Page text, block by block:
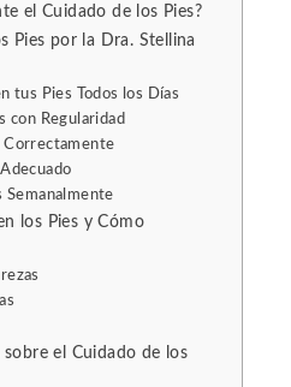
el Cuidado de los Pies?
Pies por la Dra. Stellina
tus Pies Todos los Días
con Regularidad
Correctamente
Semanalmente
los Pies y Cómo
sobre el Cuidado de los